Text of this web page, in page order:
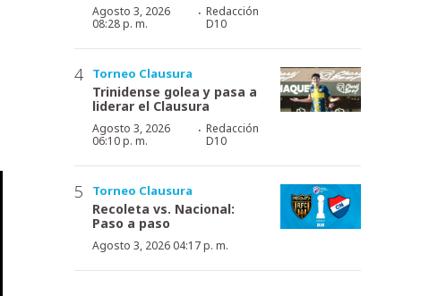
Agosto 3, 2026
08:28 p. m.
· Redacción
D10
Torneo Clausura
Trinidense golea y pasa a
liderar el Clausura
Agosto 3, 2026
06:10 p. m.
· Redacción
D10
Torneo Clausura
Recoleta vs. Nacional:
Paso a paso
Agosto 3, 2026 04:17 p. m.